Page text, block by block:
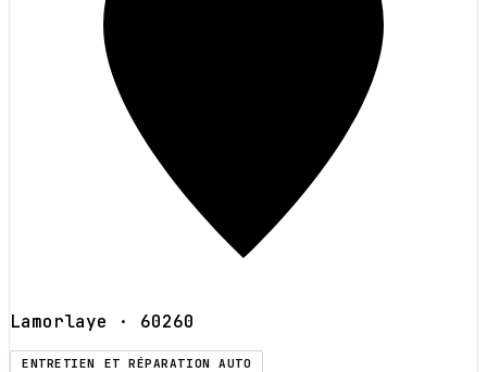
Lamorlaye · 60260
ENTRETIEN ET RÉPARATION AUTO